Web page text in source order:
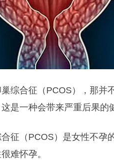
综合征（PCOS），那并
是一种会带来严重后果的
征（PCOS）是女性不孕
难怀孕。